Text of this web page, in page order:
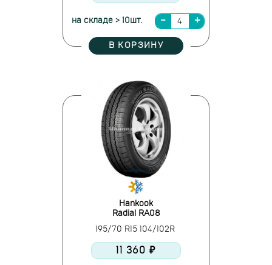
на складе > 10шт.
В КОРЗИНУ
Hankook
Radial RA08
195/70 R15 104/102R
11 360 ₽